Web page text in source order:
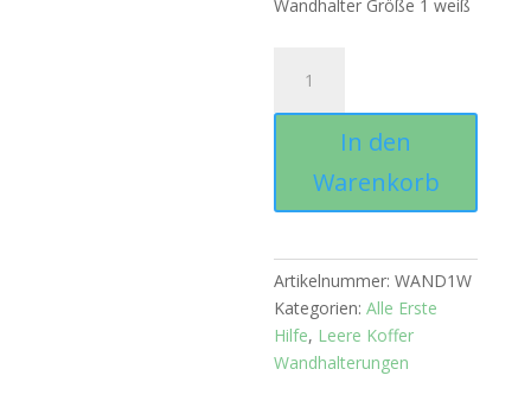
Wandhalter Größe 1 weiß
Größe
1
Menge
In den
Warenkorb
Artikelnummer:WAND1W
Kategorien:Alle Erste
Hilfe, Leere Koffer
Wandhalterungen